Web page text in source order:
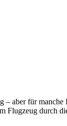
aber für
Flugzeug durch